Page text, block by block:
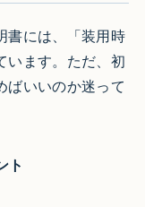
書には、「装用時
います。ただ、初
ばいいのか迷って
ト